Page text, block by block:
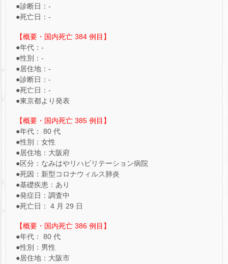
●診断日：-
●死亡日：-
【概要・国内死亡 384 例目】
●年代：-
●性別：-
●居住地：-
●診断日：-
●死亡日：-
●東京都より発表
【概要・国内死亡 385 例目】
●年代： 80 代
●性別：女性
●居住地：大阪府
●区分：なみはやリハビリテーション病院
●死因：新型コロナウィルス肺炎
●基礎疾患：あり
●発症日：調査中
●死亡日： 4 月 29 日
【概要・国内死亡 386 例目】
●年代： 80 代
●性別：男性
●居住地：大阪市